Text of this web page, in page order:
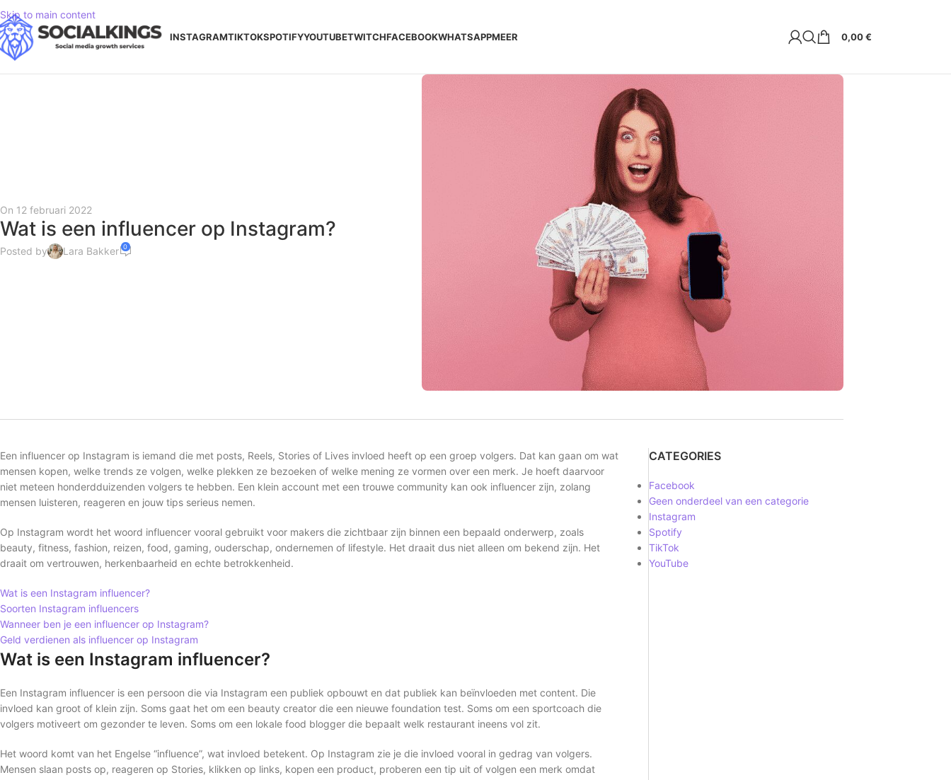
Skip to main content
INSTAGRAMTIKTOKSPOTIFYYOUTUBETWITCHFACEBOOKWHATSAPPMEER 0,00€
On 12 februari 2022
Wat is een influencer op Instagram?
Posted by Lara Bakker 0
Een influencer op Instagram is iemand die met posts, Reels, Stories of Lives invloed heeft op een groep volgers. Dat kan gaan om wat
mensen kopen, welke trends ze volgen, welke plekken ze bezoeken of welke mening ze vormen over een merk. Je hoeft daarvoor
niet meteen honderdduizenden volgers te hebben. Een klein account met een trouwe community kan ook influencer zijn, zolang
mensen luisteren, reageren en jouw tips serieus nemen.
Op Instagram wordt het woord influencer vooral gebruikt voor makers die zichtbaar zijn binnen een bepaald onderwerp, zoals
beauty, fitness, fashion, reizen, food, gaming, ouderschap, ondernemen of lifestyle. Het draait dus niet alleen om bekend zijn. Het
draait om vertrouwen, herkenbaarheid en echte betrokkenheid.
Wat is een Instagram influencer?
Soorten Instagram influencers
Wanneer ben je een influencer op Instagram?
Geld verdienen als influencer op Instagram
Wat is een Instagram influencer?
Een Instagram influencer is een persoon die via Instagram een publiek opbouwt en dat publiek kan beïnvloeden met content. Die
invloed kan groot of klein zijn. Soms gaat het om een beauty creator die een nieuwe foundation test. Soms om een sportcoach die
volgers motiveert om gezonder te leven. Soms om een lokale food blogger die bepaalt welk restaurant ineens vol zit.
Het woord komt van het Engelse “influence”, wat invloed betekent. Op Instagram zie je die invloed vooral in gedrag van volgers.
Mensen slaan posts op, reageren op Stories, klikken op links, kopen een product, proberen een tip uit of volgen een merk omdat
CATEGORIES
Facebook
Geen onderdeel van een categorie
Instagram
Spotify
TikTok
YouTube